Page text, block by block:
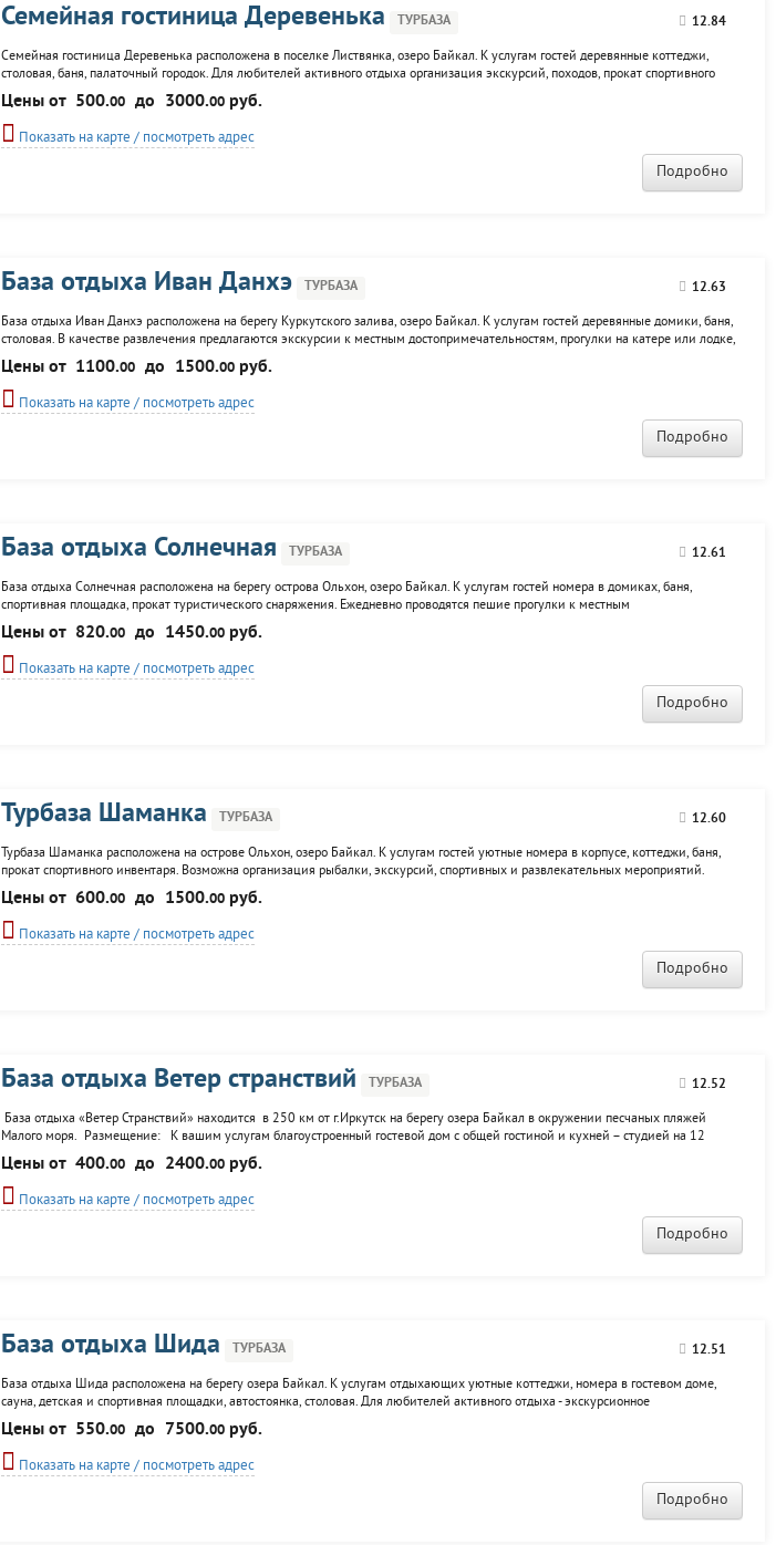
12.84
Семейная гостиница Деревенька ТУРБАЗА
Семейная гостиница Деревенька расположена в поселке Листвянка, озеро Байкал. К услугам гостей деревянные коттеджи,
столовая, баня, палаточный городок. Для любителей активного отдыха организация экскурсий, походов, прокат спортивного
инвентаря, поездки на катерах и лодках, организация дайвинга.
Цены от 500.00 до 3000.00руб.
Показать на карте / посмотреть адрес
Подробно
12.63
База отдыха Иван Данхэ ТУРБАЗА
База отдыха Иван Данхэ расположена на берегу Куркутского залива, озеро Байкал. К услугам гостей деревянные домики, баня,
столовая. В качестве развлечения предлагаются экскурсии к местным достопримечательностям, прогулки на катере или лодке,
пешие походы.
Цены от 1100.00 до 1500.00руб.
Показать на карте / посмотреть адрес
Подробно
12.61
База отдыха Солнечная ТУРБАЗА
База отдыха Солнечная расположена на берегу острова Ольхон, озеро Байкал. К услугам гостей номера в домиках, баня,
спортивная площадка, прокат туристического снаряжения. Ежедневно проводятся пешие прогулки к местным
достопримечательностям, конкурсы и увеселительные мероприятия.
Цены от 820.00 до 1450.00руб.
Показать на карте / посмотреть адрес
Подробно
12.60
Турбаза Шаманка ТУРБАЗА
Турбаза Шаманка расположена на острове Ольхон, озеро Байкал. К услугам гостей уютные номера в корпусе, коттеджи, баня,
прокат спортивного инвентаря. Возможна организация рыбалки, экскурсий, спортивных и развлекательных мероприятий.
Цены от 600.00 до 1500.00руб.
Показать на карте / посмотреть адрес
Подробно
12.52
База отдыха Ветер странствий ТУРБАЗА
База отдыха «Ветер Странствий» находится в 250 км от г.Иркутск на берегу озера Байкал в окружении песчаных пляжей
Малого моря. Размещение: К вашим услугам благоустроенный гостевой дом с общей гостиной и кухней – студией на 12
основных и 10 дополнительных мест. Есть все необходимое для комфортного отдыха. В номере: двуспальная кровать...
Цены от 400.00 до 2400.00руб.
Показать на карте / посмотреть адрес
Подробно
12.51
База отдыха Шида ТУРБАЗА
База отдыха Шида расположена на берегу озера Байкал. К услугам отдыхающих уютные коттеджи, номера в гостевом доме,
сауна, детская и спортивная площадки, автостоянка, столовая. Для любителей активного отдыха - экскурсионное
сопровождение, прогулки на катере, пешие походы.
Цены от 550.00 до 7500.00руб.
Показать на карте / посмотреть адрес
Подробно